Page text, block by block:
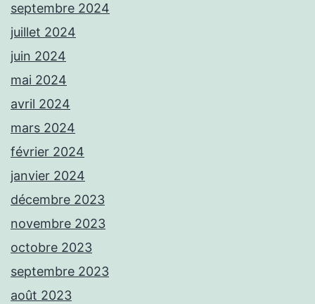
septembre 2024
juillet 2024
juin 2024
mai 2024
avril 2024
mars 2024
février 2024
janvier 2024
décembre 2023
novembre 2023
octobre 2023
septembre 2023
août 2023